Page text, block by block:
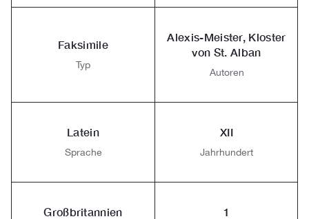
Faksimile
Typ
Alexis-Meister, Kloster
von St. Alban
Autoren
Latein
Sprache
XII
Jahrhundert
Großbritannien 1